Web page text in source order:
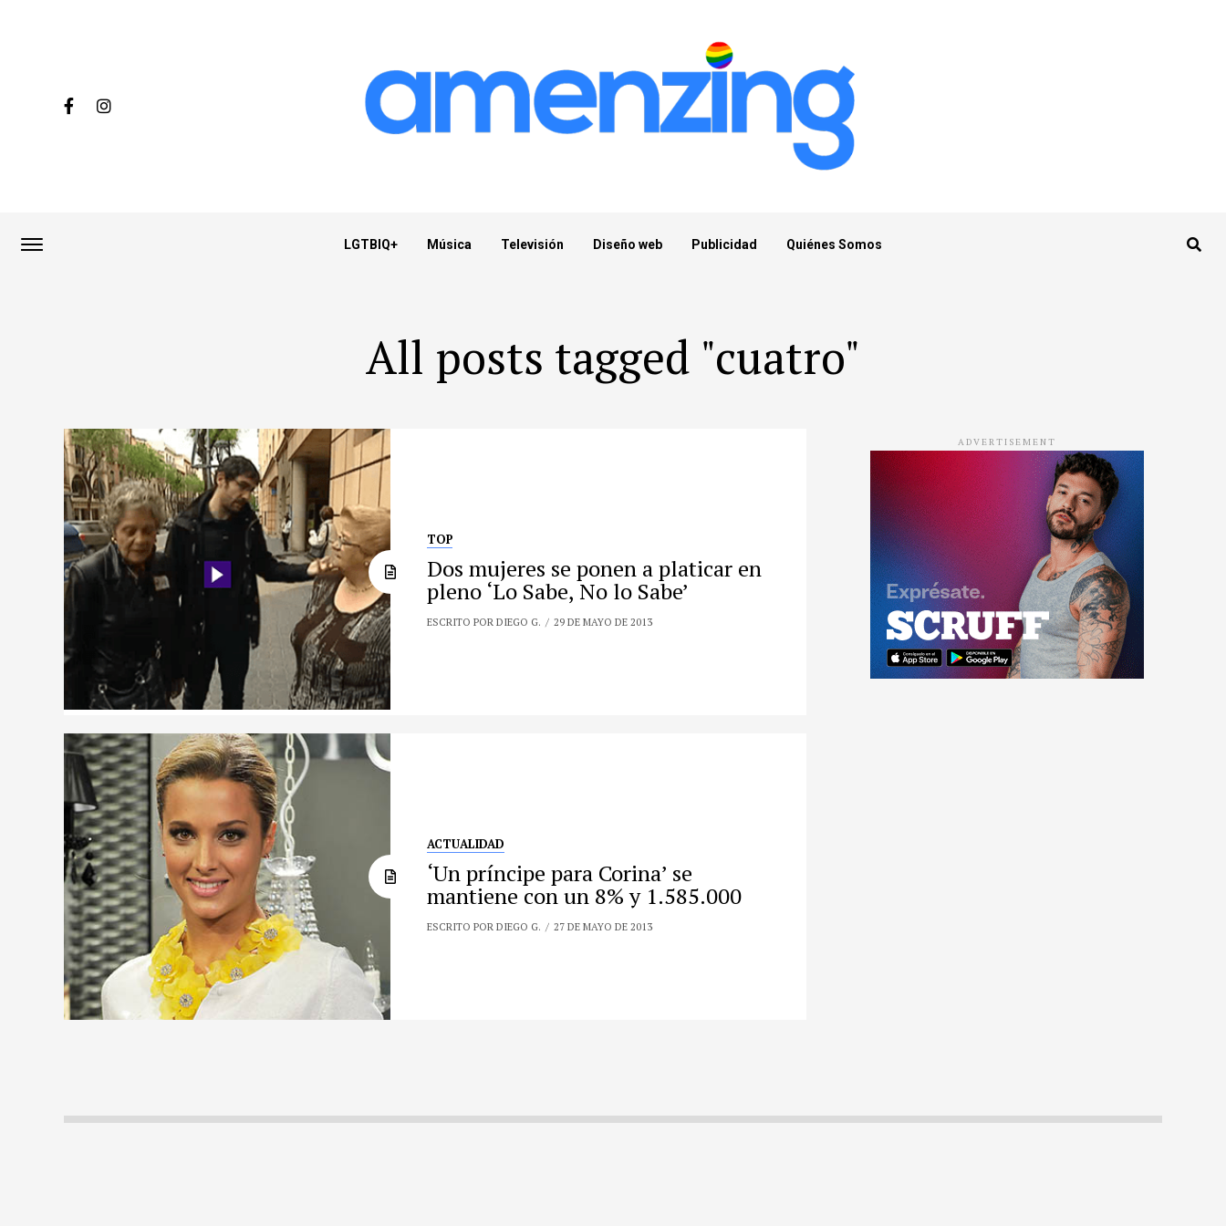
LGTBIQ+ Música Televisión Diseño web Publicidad Quiénes Somos
All posts tagged "cuatro"
TOP
Dos mujeres se ponen a platicar en
pleno ‘Lo Sabe, No lo Sabe’
ESCRITO POR DIEGO G. 29 DE MAYO DE 2013
ACTUALIDAD
‘Un príncipe para Corina’ se
mantiene con un 8% y 1.585.000
ESCRITO POR DIEGO G. 27 DE MAYO DE 2013
ADVERTISEMENT